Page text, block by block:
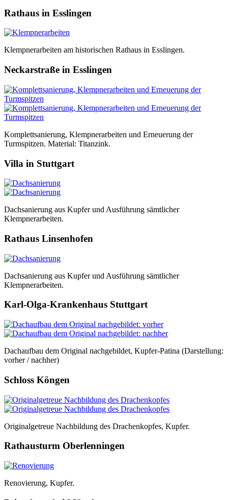
Rathaus in Esslingen
Klempnerarbeiten am historischen Rathaus in Esslingen.
Neckarstraße in Esslingen
Komplettsanierung, Klempnerarbeiten und Erneuerung der
Turmspitzen. Material: Titanzink.
Villa in Stuttgart
Dachsanierung aus Kupfer und Ausführung sämtlicher
Klempnerarbeiten.
Rathaus Linsenhofen
Dachsanierung aus Kupfer und Ausführung sämtlicher
Klempnerarbeiten.
Karl-Olga-Krankenhaus Stuttgart
Dachaufbau dem Original nachgebildet, Kupfer-Patina (Darstellung:
vorher / nachher)
Schloss Köngen
Originalgetreue Nachbildung des Drachenkopfes, Kupfer.
Rathausturm Oberlenningen
Renovierung, Kupfer.